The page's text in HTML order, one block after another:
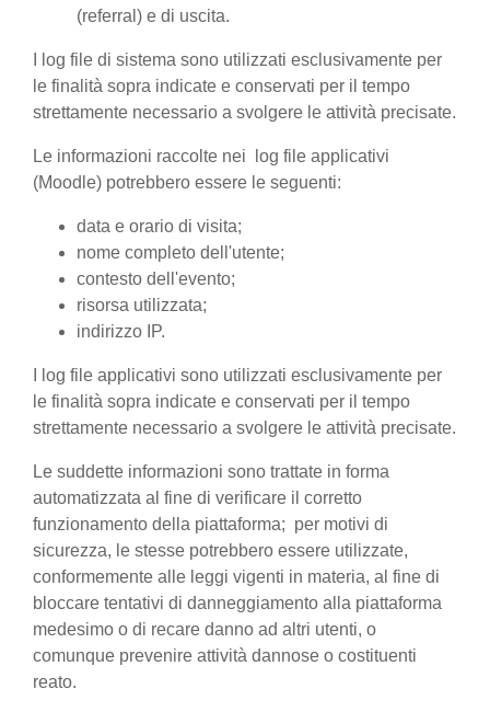
(referral) e di uscita.
I log file di sistema sono utilizzati esclusivamente per
le finalità sopra indicate e conservati per il tempo
strettamente necessario a svolgere le attività precisate.
Le informazioni raccolte nei log file applicativi
(Moodle) potrebbero essere le seguenti:
data e orario di visita;
nome completo dell'utente;
contesto dell'evento;
risorsa utilizzata;
indirizzo IP.
I log file applicativi sono utilizzati esclusivamente per
le finalità sopra indicate e conservati per il tempo
strettamente necessario a svolgere le attività precisate.
Le suddette informazioni sono trattate in forma
automatizzata al fine di verificare il corretto
funzionamento della piattaforma; per motivi di
sicurezza, le stesse potrebbero essere utilizzate,
conformemente alle leggi vigenti in materia, al fine di
bloccare tentativi di danneggiamento alla piattaforma
medesimo o di recare danno ad altri utenti, o
comunque prevenire attività dannose o costituenti
reato.